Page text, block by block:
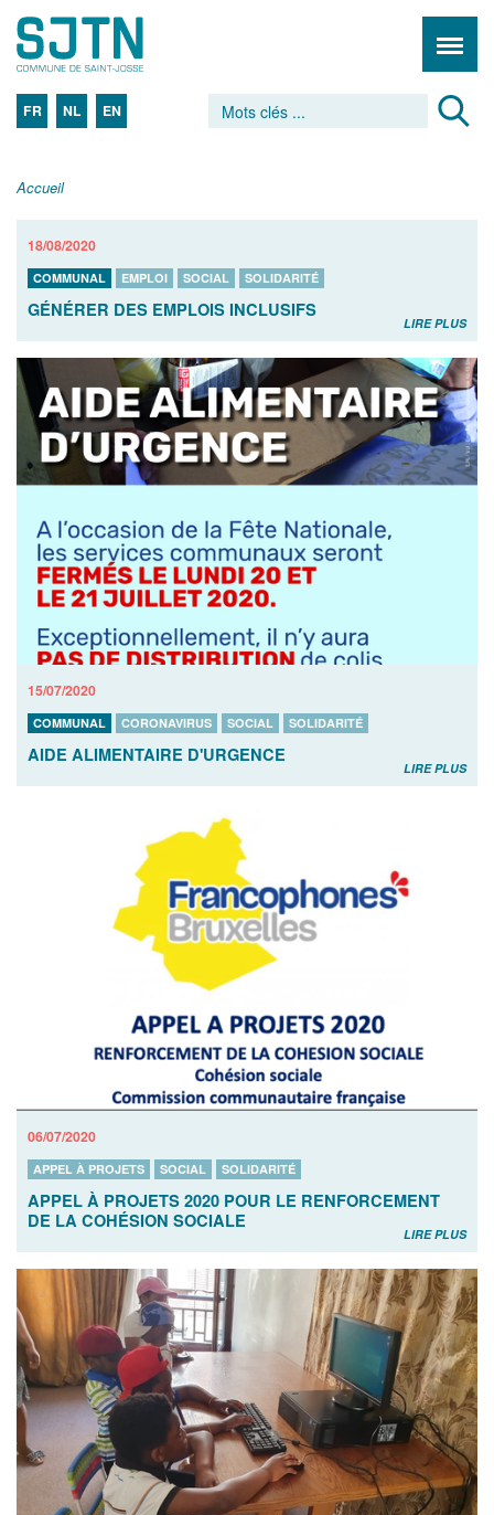
FR NL EN
Accueil
18/08/2020
COMMUNAL EMPLOI SOCIAL SOLIDARITÉ
GÉNÉRER DES EMPLOIS INCLUSIFS
LIRE PLUS
15/07/2020
COMMUNAL CORONAVIRUS SOCIAL SOLIDARITÉ
AIDE ALIMENTAIRE D'URGENCE
LIRE PLUS
06/07/2020
APPEL À PROJETS SOCIAL SOLIDARITÉ
APPEL À PROJETS 2020 POUR LE RENFORCEMENT
DE LA COHÉSION SOCIALE
LIRE PLUS